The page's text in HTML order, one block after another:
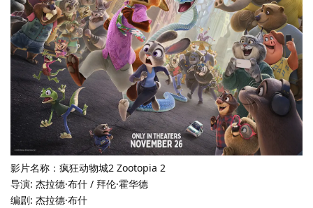
影片名称：疯狂动物城2 Zootopia 2
导演: 杰拉德·布什 / 拜伦·霍华德
编剧: 杰拉德·布什